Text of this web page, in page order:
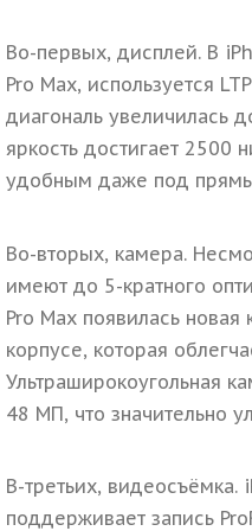
Во-первых, дисплей. В
Pro Max, используется
диагональ увеличилась
яркость достигает 2500
удобным даже под
Во-вторых, камера.
имеют до 5-кратного
Pro Max появилась
корпусе, которая
Ультраширокоугольная
48 МП, что значительно
В-третьих, видеосъёмка.
поддерживает запись